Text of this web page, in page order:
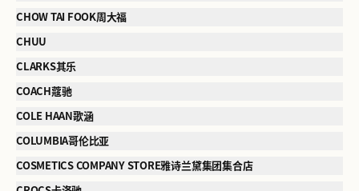
CHOW TAI FOOK周大福
CHUU
CLARKS其乐
COACH蔻驰
COLE HAAN歌涵
COLUMBIA哥伦比亚
COSMETICS COMPANY STORE雅诗兰黛集团集合店